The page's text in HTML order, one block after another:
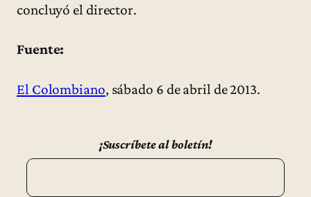
concluyó el director.
Fuente:
El Colombiano, sábado 6 de abril de 2013.
¡Suscríbete al boletín!